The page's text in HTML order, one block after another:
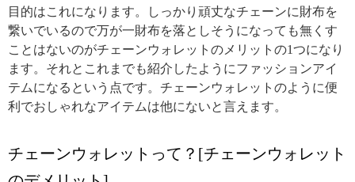
目的はこれになります。しっかり頑丈なチェーンに財布を
繋いでいるので万が一財布を落としそうになっても無くす
ことはないのがチェーンウォレットのメリットの1つになり
ます。それとこれまでも紹介したようにファッションアイ
テムになるという点です。チェーンウォレットのように便
利でおしゃれなアイテムは他にないと言えます。
チェーンウォレットって？[チェーンウォレット